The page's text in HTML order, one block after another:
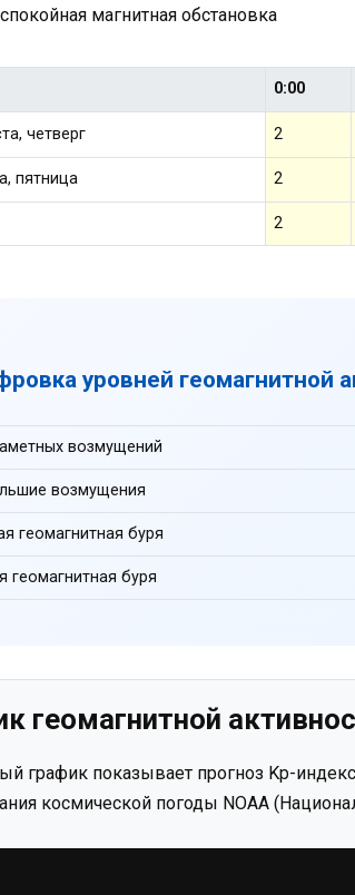
магнитная обстановка
0:00
четверг 2
пятница 2
2
уровней геомагнитной
возмущений
возмущения
геомагнитная буря
геомагнитная буря
геомагнитной
график показывает прогноз Kp-
космической погоды NOAA